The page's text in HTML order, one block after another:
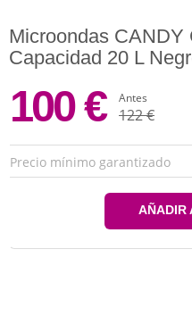
Microondas CANDY
Capacidad 20 L
100 € Antes
122 €
Precio mínimo garantizado
AÑADIR